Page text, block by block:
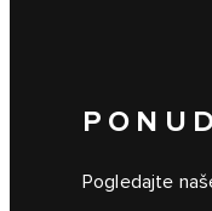
Pogledajte